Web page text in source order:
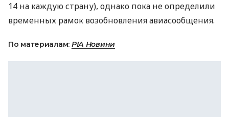
14 на каждую страну), однако пока не определили
временных рамок возобновления авиасообщения.
По материалам: РІА Новини